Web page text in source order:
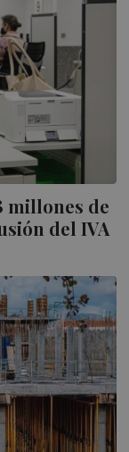
millones de
del IVA